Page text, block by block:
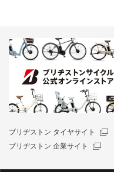
ブリヂストン タイヤサイト
ブリヂストン 企業サイト